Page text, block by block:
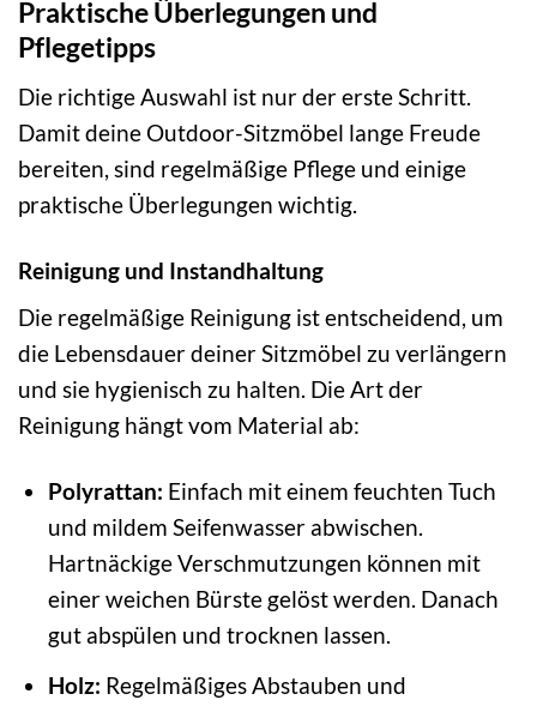
Praktische Überlegungen und
Pflegetipps
Die richtige Auswahl ist nur der erste Schritt.
Damit deine Outdoor-Sitzmöbel lange Freude
bereiten, sind regelmäßige Pflege und einige
praktische Überlegungen wichtig.
Reinigung und Instandhaltung
Die regelmäßige Reinigung ist entscheidend, um
die Lebensdauer deiner Sitzmöbel zu verlängern
und sie hygienisch zu halten. Die Art der
Reinigung hängt vom Material ab:
Polyrattan: Einfach mit einem feuchten Tuch
und mildem Seifenwasser abwischen.
Hartnäckige Verschmutzungen können mit
einer weichen Bürste gelöst werden. Danach
gut abspülen und trocknen lassen.
Holz: Regelmäßiges Abstauben und